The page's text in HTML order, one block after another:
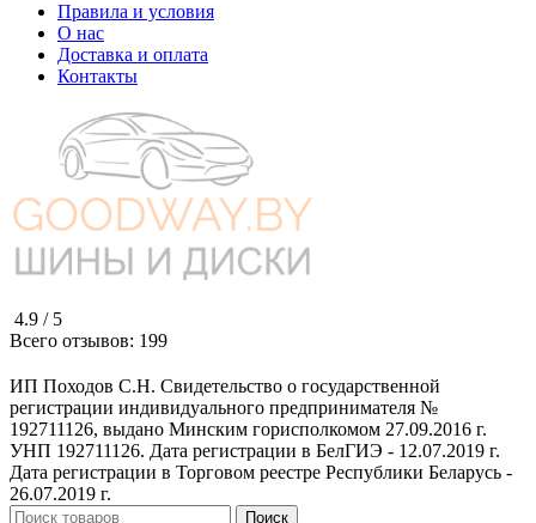
Правила и условия
О нас
Доставка и оплата
Контакты
4.9 / 5
Всего отзывов: 199
ИП Походов С.Н. Свидетельство о государственной
регистрации индивидуального предпринимателя №
192711126, выдано Минским горисполкомом 27.09.2016 г.
УНП 192711126. Дата регистрации в БелГИЭ - 12.07.2019 г.
Дата регистрации в Торговом реестре Республики Беларусь -
26.07.2019 г.
Поиск